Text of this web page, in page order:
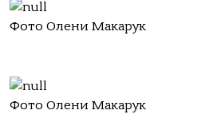
Фото Олени Макарук
Фото Олени Макарук